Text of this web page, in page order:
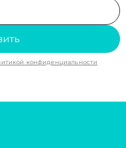
конфиденциальности